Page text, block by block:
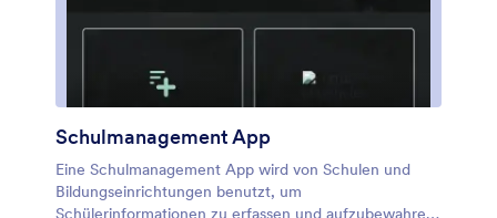
Schulmanagement App
Eine Schulmanagement App wird von Schulen und
Bildungseinrichtungen benutzt, um
Schülerinformationen zu erfassen und aufzubewahren.